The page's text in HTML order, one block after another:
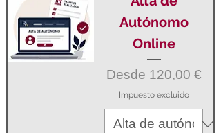
Autónomo
Online
Desde 120,00 €
Precio de oferta
Impuesto excluido